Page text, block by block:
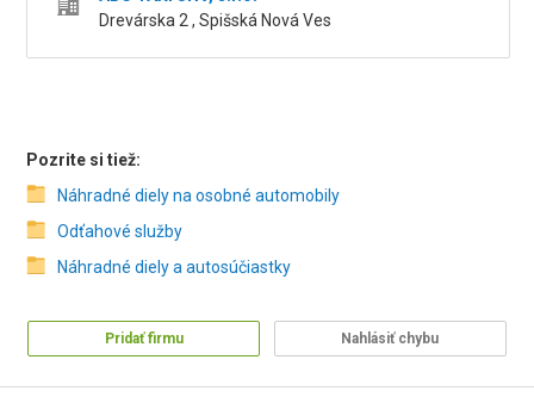
Drevárska 2 , Spišská Nová Ves
Pozrite si tiež:
Náhradné diely na osobné automobily
Odťahové služby
Náhradné diely a autosúčiastky
Pridať firmu Nahlásiť chybu